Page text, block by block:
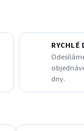
RYCHLÉ
dny.